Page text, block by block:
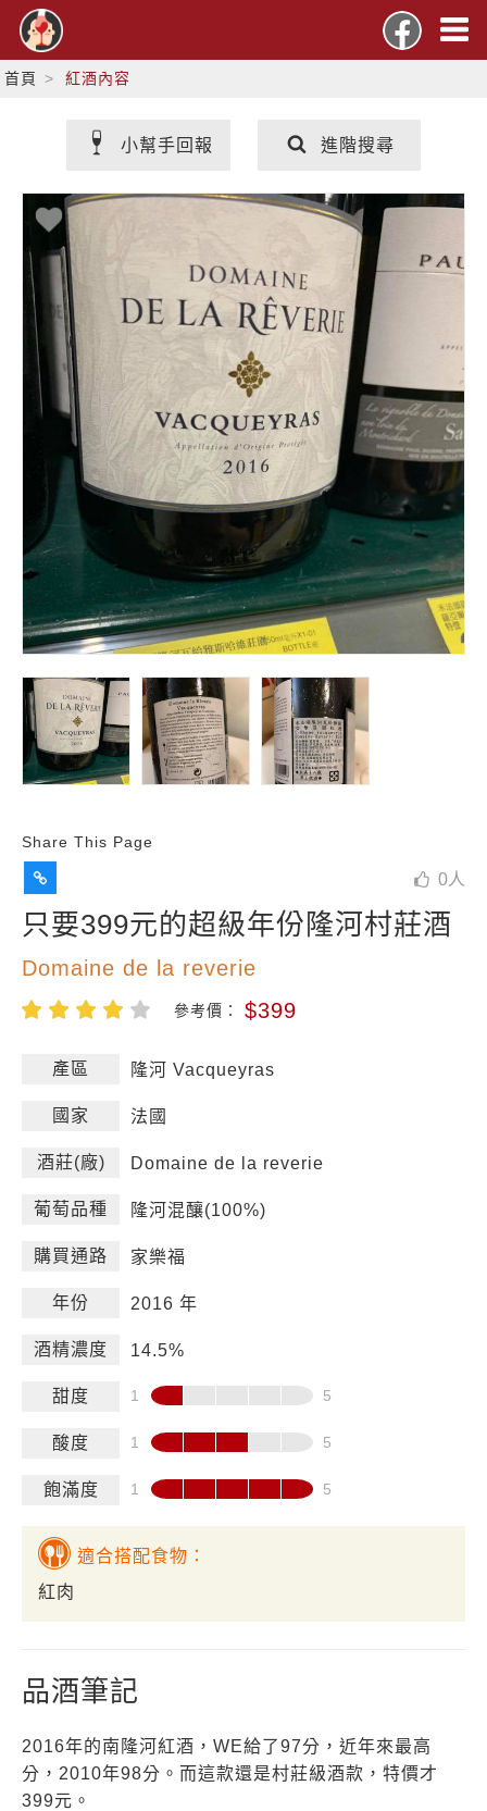
首頁 紅酒內容
小幫手回報 進階搜尋
Share This Page
0人
只要399元的超級年份隆河村莊酒
Domaine de la reverie
參考價： $399
產區 隆河 Vacqueyras
國家 法國
酒莊(廠) Domaine de la reverie
葡萄品種 隆河混釀(100%)
購買通路 家樂福
年份 2016 年
酒精濃度 14.5%
甜度
酸度
飽滿度
適合搭配食物：
紅肉
品酒筆記
2016年的南隆河紅酒，WE給了97分，近年來最高
分，2010年98分。而這款還是村莊級酒款，特價才
399元。